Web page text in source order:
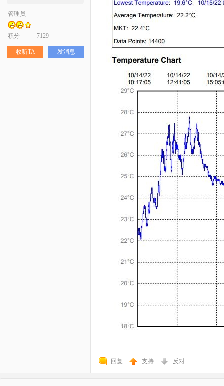
管理员
积分 7129
收听TA 发消息
回复 支持 反对